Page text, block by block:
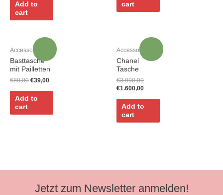
Add to
cart
cart
Accessoires
Basttasche
mit Pailletten
€89,00 €39,00
Add to
cart
Accessoires
Chanel
Tasche
€3.990,00
€1.600,00
Add to
cart
Jetzt zum Newsletter anmelden!